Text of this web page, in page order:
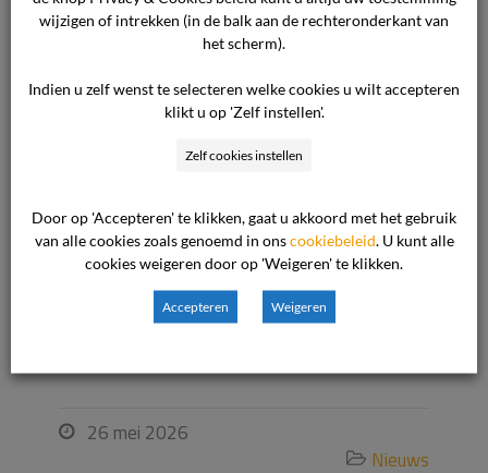
gewend zijn. We blijven daarbij onpartijdig,
deskundig en zorgvuldig.
Bij De Geschillencommissie doen we zinvol werk
werkenbij.degeschillencommissie.nl
om daaraan bij te dragen.
 26 mei 2026
 Nieuws
wijzigen of intrekken (in de balk aan de rechteronderkant van
het scherm).
Indien u zelf wenst te selecteren welke cookies u wilt accepteren
klikt u op 'Zelf instellen'.
Zelf cookies instellen
Door op 'Accepteren' te klikken, gaat u akkoord met het gebruik
van alle cookies zoals genoemd in onscookiebeleid. U kunt alle
cookies weigeren door op 'Weigeren' te klikken.
Accepteren Weigeren